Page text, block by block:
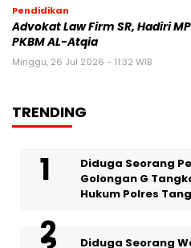
Pendidikan
Advokat Law Firm SR, Hadiri
PKBM AL-Atqia
Minggu, 26 Jul 2026 - 11:32 WIB
TRENDING
‎Diduga Seorang
Golongan G
Hukum Polres
‎Diduga Seorang